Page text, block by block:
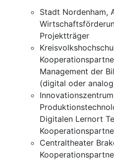
Stadt Nordenham,
Projektträger
Management der
(digital oder
Digitalen Lernort
Centraltheater